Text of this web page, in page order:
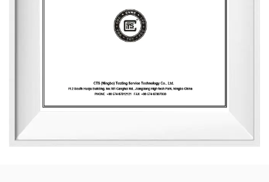
ce jour, l'entreprise a développé plus de 3 500 parfums
uniques et plus de 2 400 designs de contenants pour des
articles de décoration intérieure et des cadeaux parfumés.
Les produits sont principalement exportés vers l'Europe et
en passant par les processus de production et l'emballage,